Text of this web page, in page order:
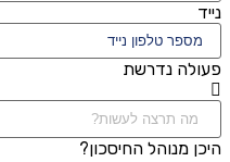
נייד
פעולה נדרשת
היכן מנוהל החיסכון?